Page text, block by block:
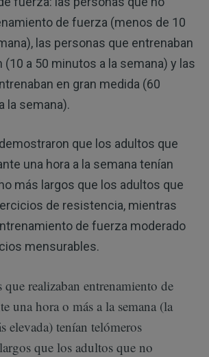
de fuerza (menos de 10
las personas que entrenaban
a 50 minutos a la semana) y las
en gran medida (60
la semana).
demostraron que los adultos que
una hora a la semana tenían
más largos que los adultos que
de resistencia, mientras
de fuerza moderado
mensurables.
realizaban entrenamiento de
una hora o más a la semana (la
elevada) tenían telómeros
que los adultos que no